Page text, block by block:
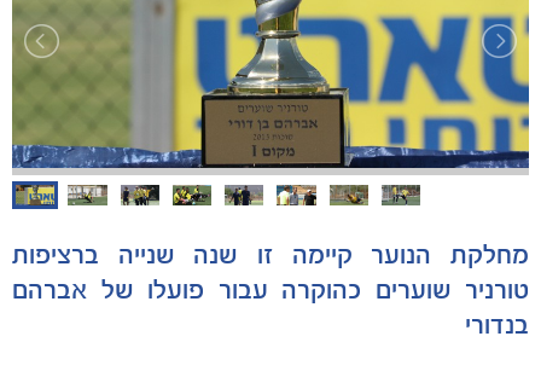
מחלקת הנוער קיימה זו שנה שנייה ברציפות
טורניר שוערים כהוקרה עבור פועלו של אברהם
בנדורי